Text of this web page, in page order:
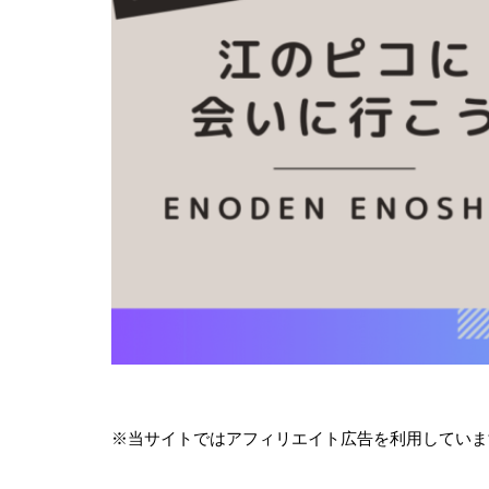
※当サイトではアフィリエイト広告を利用してい